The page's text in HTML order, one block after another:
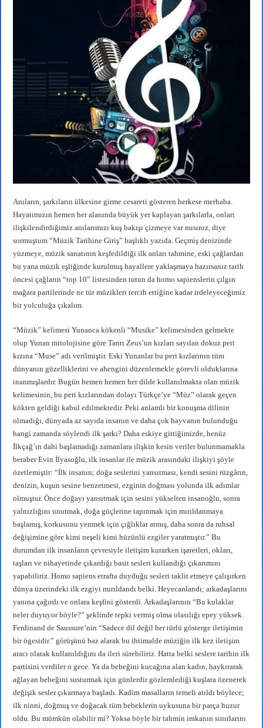
Anıların, şarkıların ülkesine girme cesareti gösteren herkese merhaba.
Hayatımızın hemen her alanında büyük yer kaplayan şarkılarla, onları
ilişkilendirdiğimiz anılarımızı kuş bakışı çizmeye var mısınız, diye
sormuştum “Müzik Tarihine Giriş” başlıklı yazıda. Geçmiş denizinde
yüzmeye, müzik sanatının keşfedildiği ilk anları tahmine, eski çağlardan
bu yana müzik eşliğinde kurulmuş hayallere yaklaşmaya hazırsanız tarih
öncesi çağların “top 10” listesinden tutun da homo sapienslerin çılgın
mağara partilerinde ne tür müzikleri tercih ettiğine kadar irdeleyeceğimiz
bir yolculuğa çıkalım.
“Müzik” kelimesi Yunanca kökenli “Musike” kelimesinden gelmekte
olup Yunan mitolojisine göre Tanrı Zeus’un kızları sayılan dokuz peri
kızına “Muse” adı verilmiştir. Eski Yunanlar bu peri kızlarının tüm
dünyanın güzelliklerini ve ahengini düzenlemekle görevli olduklarına
inanmışlardır. Bugün hemen hemen her dilde kullanılmakta olan müzik
kelimesinin, bu peri kızlarından dolayı Türkçe’ye “Müz” olarak geçen
kökten geldiği kabul edilmektedir. Peki anlamlı bir konuşma dilinin
olmadığı, dünyada az sayıda insanın ve daha çok hayvanın bulunduğu
hangi zamanda söylendi ilk şarkı? Daha eskiye gittiğimizde, henüz
İlkçağ’ın dahi başlamadığı zamanlara ilişkin kesin veriler bulunmamakla
beraber Evin İlyasoğlu, ilk insanlar ile müzik arasındaki ilişkiyi şöyle
özetlemiştir: “İlk insanın; doğa seslerini yansıtması, kendi sesini rüzgârın,
denizin, kuşun sesine benzetmesi, ezginin doğması yolunda ilk adımlar
olmuştur. Önce doğayı yansıtmak için sesini yükselten insanoğlu, sonra
yalnızlığını unutmak, doğa güçlerine tapınmak için mırıldanmaya
başlamış, korkusunu yenmek için çığlıklar atmış, daha sonra da ruhsal
değişimine göre kimi neşeli kimi hüzünlü ezgiler yaratmıştır.” Bu
durumdan ilk insanların çevresiyle iletişim kurarken işaretleri, okları,
taşları ve nihayetinde çıkardığı basit sesleri kullandığı çıkarımını
yapabiliriz. Homo sapiens etrafta duyduğu sesleri taklit etmeye çalışırken
dünya üzerindeki ilk ezgiyi mırıldandı belki. Heyecanlandı; arkadaşlarını
yanına çağırdı ve onlara keşfini gösterdi. Arkadaşlarının “Bu kulaklar
neler duyuyor böyle?” şeklinde tepki vermiş olma olasılığı epey yüksek.
Ferdinand de Saussure’nin “Sadece dil değil her türlü gösterge iletişimin
bir ögesidir.” görüşünü baz alarak bu ihtimalde müziğin ilk kez iletişim
aracı olarak kullanıldığını da ileri sürebiliriz. Hatta belki seslere tarihin ilk
partisini verdiler o gece. Ya da bebeğini kucağına alan kadın, haykırarak
ağlayan bebeğini susturmak için günlerdir gözlemlediği kuşlara özenerek
değişik sesler çıkarmaya başladı. Kadim masalların temeli atıldı böylece;
ilk ninni, doğmuş ve doğacak tüm bebeklerin uykusuna bir parça huzur
oldu. Bu mümkün olabilir mi? Yoksa böyle bir tahmin imkanın sınırlarını